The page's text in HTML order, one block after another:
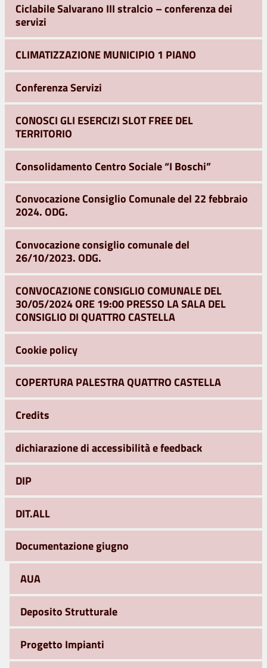
Ciclabile Salvarano III stralcio – conferenza dei
servizi
CLIMATIZZAZIONE MUNICIPIO 1 PIANO
Conferenza Servizi
CONOSCI GLI ESERCIZI SLOT FREE DEL
TERRITORIO
Consolidamento Centro Sociale “I Boschi”
Convocazione Consiglio Comunale del 22 febbraio
2024. ODG.
Convocazione consiglio comunale del
26/10/2023. ODG.
CONVOCAZIONE CONSIGLIO COMUNALE DEL
30/05/2024 ORE 19:00 PRESSO LA SALA DEL
CONSIGLIO DI QUATTRO CASTELLA
Cookie policy
COPERTURA PALESTRA QUATTRO CASTELLA
Credits
dichiarazione di accessibilità e feedback
DIP
DIT.ALL
Documentazione giugno
AUA
Deposito Strutturale
Progetto Impianti